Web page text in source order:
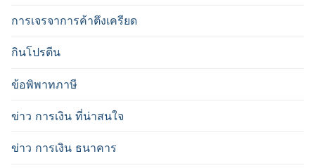
การเจรจาการค้าตึงเครียด
กินโปรตีน
ข้อพิพาทภาษี
ข่าว การเงิน ที่น่าสนใจ
ข่าว การเงิน ธนาคาร